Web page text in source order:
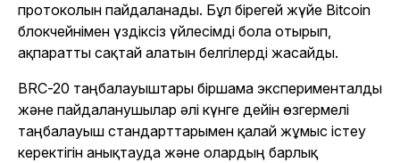
протоколын пайдаланады. Бұл бірегей жүйе Bitcoin
блокчейнімен үздіксіз үйлесімді бола отырып,
ақпаратты сақтай алатын белгілерді жасайды.
BRC-20 таңбалауыштары біршама эксперименталды
және пайдаланушылар әлі күнге дейін өзгермелі
таңбалауыш стандарттарымен қалай жұмыс істеу
керектігін анықтауда және олардың барлық